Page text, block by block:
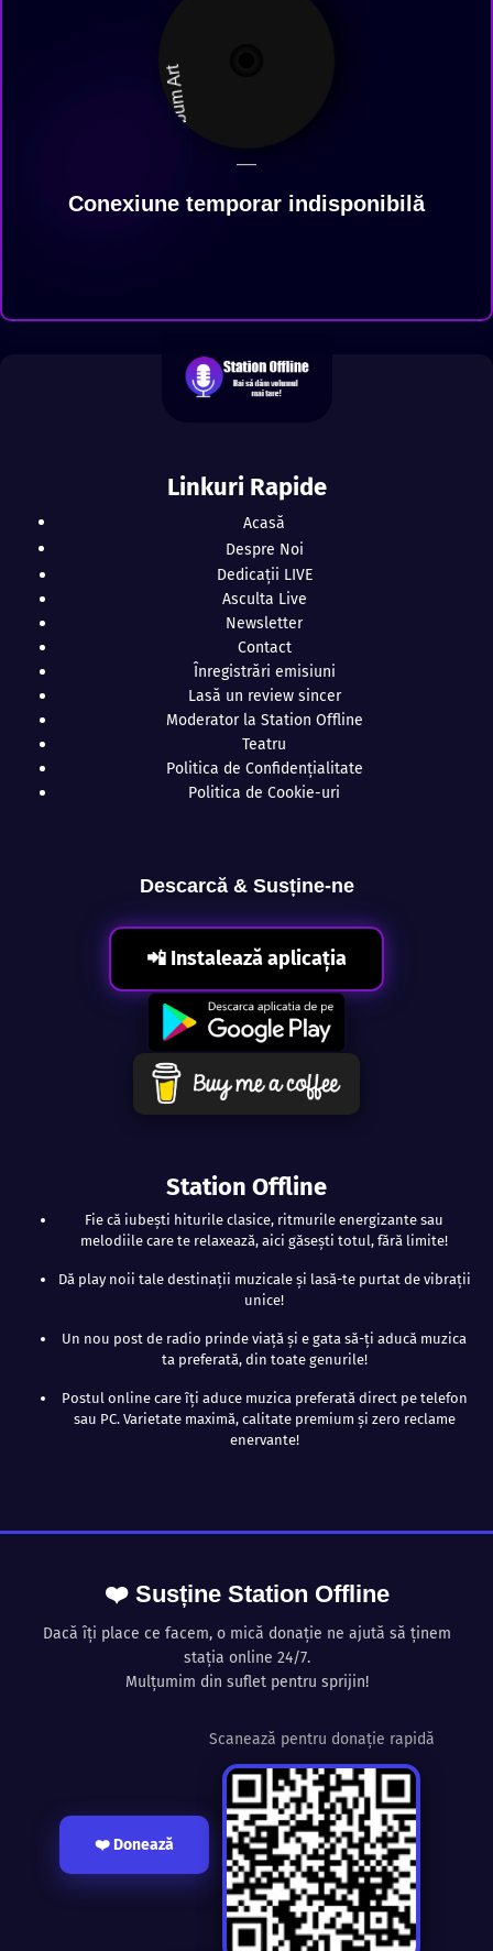
—
Conexiune temporar indisponibilă
Linkuri Rapide
Acasă
Despre Noi
Dedicații LIVE
Asculta Live
Newsletter
Contact
Înregistrări emisiuni
Lasă un review sincer
Moderator la Station Offline
Teatru
Politica de Confidențialitate
Politica de Cookie-uri
Descarcă & Susține-ne
📲 Instalează aplicația
Station Offline
Fie că iubești hiturile clasice, ritmurile energizante sau
melodiile care te relaxează, aici găsești totul, fără limite!
Dă play noii tale destinații muzicale și lasă-te purtat de vibrații
unice!
Un nou post de radio prinde viață și e gata să-ți aducă muzica
ta preferată, din toate genurile!
Postul online care îți aduce muzica preferată direct pe telefon
sau PC. Varietate maximă, calitate premium și zero reclame
enervante!
❤️ Susține Station Offline
Dacă îți place ce facem, o mică donație ne ajută să ținem
stația online 24/7.
Mulțumim din suflet pentru sprijin!
❤️ Donează
Scanează pentru donație rapidă